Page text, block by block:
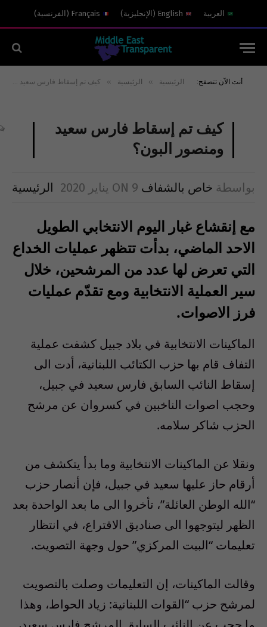
العربية English
( الإنجليزية)
Français
( الفرنسية)
أنت الآن تتصفح: الرئيسية » الرئيسية » كيف تم إسقاط فارس سعيد ومنصور البون؟
كيف تم إسقاط فارس سعيد
ومنصور البون؟
بواسطة خاص بالشفاف ON 9 يناير 2020 الرئيسية
مع إنقشاع غبار اليوم الانتخابي الطويل
الاحد الماضي، بدأت تتظهر عمليات الخداع
التي تعرض لها عدد من المرشحين، خلال
سير العملية الانتخابية ومع تقدّم عمليات
فرز الاصوات.
الماكينات الانتخابية في بلاد جبيل كشفت عملية
التفاف قام بها حزب الكتائب اللبنانية، أدت الى
إسقاط النائب السابق فارس سعيد في جبيل،
وحجب اصوات الناخبين في كسروان عن مرشح
الحزب شاكر سلامه.
ونقلا عن الماكينات الانتخابية وما بدأ يتكشف من
أرقام حاز عليها سعيد في جبيل، فإن أنصار حزب
“الله الوطن العائلة”، تأخروا الى ما بعد الواحدة بعد
الظهر ليتوجهوا الى صناديق الاقتراع، في انتظار
تعليمات “البيت المركزي” حول وجهة التصويت.
وقالت الماكينات، إن التعليمات وصلت بالتصويت
لمرشح حزب “القوات اللبنانية: زياد الحواط، وهذا